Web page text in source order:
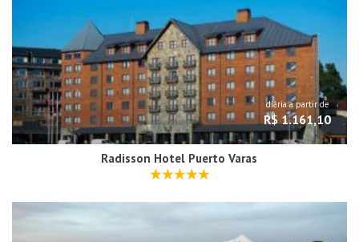
diária a partir de
R$ 1.161,10
Radisson Hotel Puerto Varas